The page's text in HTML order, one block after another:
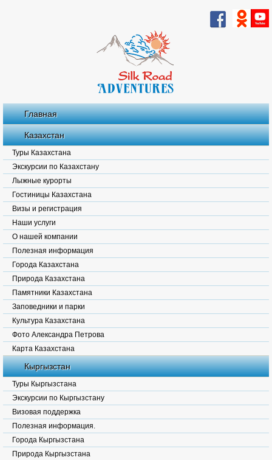
Главная
Казахстан
Туры Казахстана
Экскурсии по Казахстану
Лыжные курорты
Гостиницы Казахстана
Визы и регистрация
Наши услуги
О нашей компании
Полезная информация
Города Казахстана
Природа Казахстана
Памятники Казахстана
Заповедники и парки
Культура Казахстана
Фото Александра Петрова
Карта Казахстана
Кыргызстан
Туры Кыргызстана
Экскурсии по Кыргызстану
Визовая поддержка
Полезная информация.
Города Кыргызстана
Природа Кыргызстана